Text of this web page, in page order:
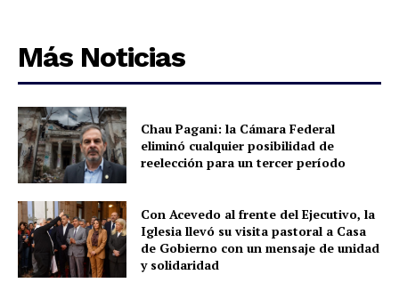
Más Noticias
Chau Pagani: la Cámara Federal
eliminó cualquier posibilidad de
reelección para un tercer período
Con Acevedo al frente del Ejecutivo, la
Iglesia llevó su visita pastoral a Casa
de Gobierno con un mensaje de unidad
y solidaridad